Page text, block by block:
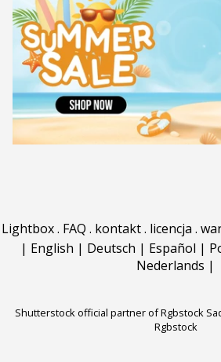
Lightbox. FAQ . kontakt. licencja .
| English | Deutsch | Español |
Nederlands |
Shutterstock official partner of Rgbstock
Rgbstock